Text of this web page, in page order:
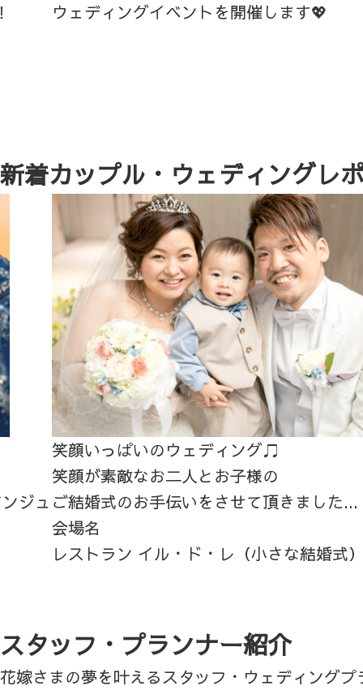
ウェディングイベントを開催します💖
新着カップル・ウェディングレ
ジュ
笑顔いっぱいのウェディング♫
笑顔が素敵なお二人とお子様の
ご結婚式のお手伝いをさせて頂きました...
会場名
レストラン イル・ド・レ（小さな結婚式
スタッフ・プランナー紹介
花嫁さまの夢を叶えるスタッフ・ウェディング